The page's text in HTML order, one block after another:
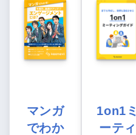
マンガ
でわか
1on1ミ
ーティ